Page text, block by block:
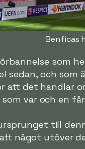
Benficas
som
sedan, och
att det handlar
var och en
till
något utöver